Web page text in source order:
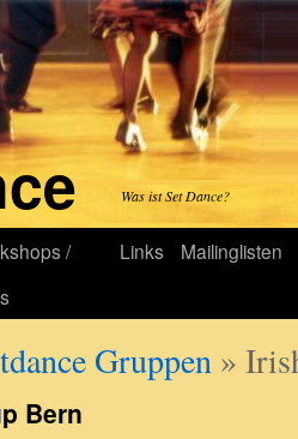
Was ist Set Dance?
/
Links Mailinglisten
Gruppen »
Bern